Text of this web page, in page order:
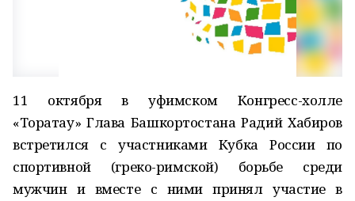
11 октября в уфимском Конгресс-холле
«Торатау» Глава Башкортостана Радий Хабиров
встретился с участниками Кубка России по
спортивной (греко-римской) борьбе среди
мужчин и вместе с ними принял участие в